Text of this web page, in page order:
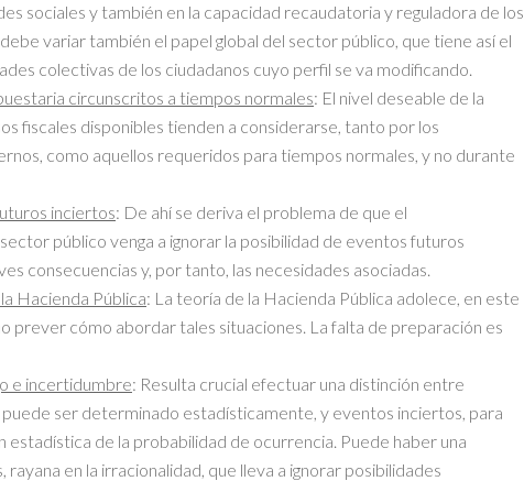
sociales y también en la capacidad recaudatoria y reguladora de los
variar también el papel global del sector público, que tiene así el
colectivas de los ciudadanos cuyo perfil se va modificando.
circunscritos a tiempos normales: El nivel deseable de la
fiscales disponibles tienden a considerarse, tanto por los
como aquellos requeridos para tiempos normales, y no durante
inciertos: De ahí se deriva el problema de que el
público venga a ignorar la posibilidad de eventos futuros
consecuencias y, por tanto, las necesidades asociadas.
Hacienda Pública: La teoría de la Hacienda Pública adolece, en este
prever cómo abordar tales situaciones. La falta de preparación es
e incertidumbre: Resulta crucial efectuar una distinción entre
ser determinado estadísticamente, y eventos inciertos, para
estadística de la probabilidad de ocurrencia. Puede haber una
rayana en la irracionalidad, que lleva a ignorar posibilidades